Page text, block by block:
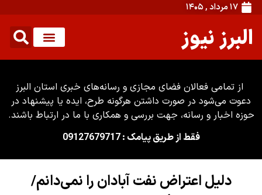
۱۷ مرداد , ۱۴۰۵
البرز نیوز
از تمامی فعالان فضای مجازی و رسانه‌های خبری استان البرز
دعوت می‌شود در صورت داشتن هرگونه طرح، ایده یا پیشنهاد در
حوزه اخبار و رسانه، جهت بررسی و همکاری با ما در ارتباط باشند.
فقط از طریق پیامک : 09127679717
دلیل اعتراض نفت آبادان را نمی‌دانم/